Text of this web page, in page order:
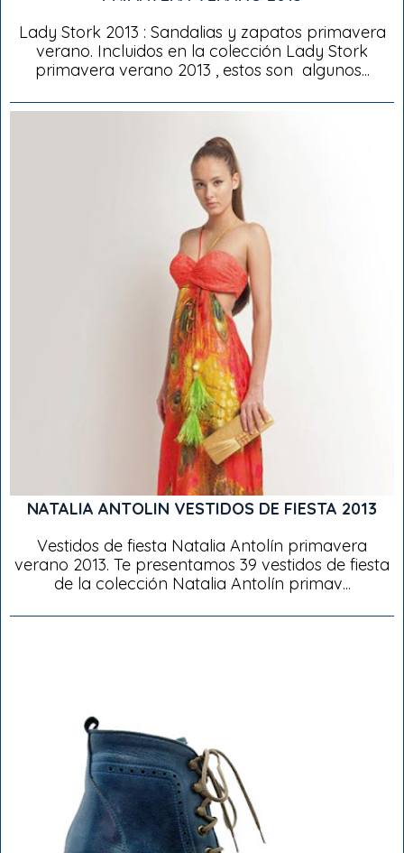
Lady Stork 2013 : Sandalias y zapatos primavera
verano. Incluidos en la colección Lady Stork
primavera verano 2013 , estos son algunos...
NATALIA ANTOLIN VESTIDOS DE FIESTA 2013
Vestidos de fiesta Natalia Antolín primavera
verano 2013. Te presentamos 39 vestidos de fiesta
de la colección Natalia Antolín primav...